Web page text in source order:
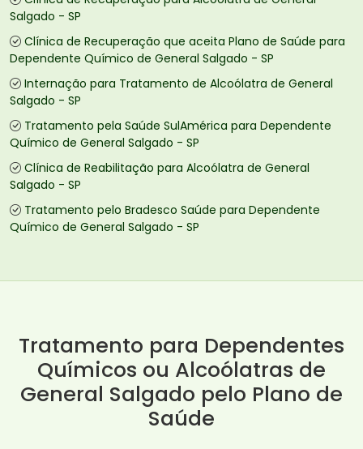
Salgado - SP
Clínica de Recuperação que aceita Plano de Saúde para
Dependente Químico de General Salgado - SP
Internação para Tratamento de Alcoólatra de General
Salgado - SP
Tratamento pela Saúde SulAmérica para Dependente
Químico de General Salgado - SP
Clínica de Reabilitação para Alcoólatra de General
Salgado - SP
Tratamento pelo Bradesco Saúde para Dependente
Químico de General Salgado - SP
Tratamento para Dependentes
Químicos ou Alcoólatras de
General Salgado pelo Plano de
Saúde